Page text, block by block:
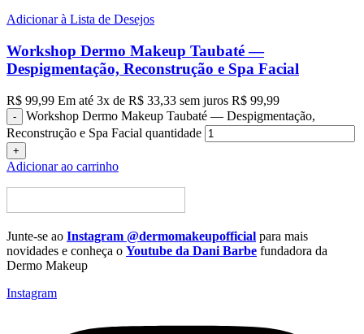
Adicionar à Lista de Desejos
Workshop Dermo Makeup Taubaté —
Despigmentação, Reconstrução e Spa Facial
R$ 99,99 Em até 3x de R$ 33,33 sem juros R$ 99,99
Workshop Dermo Makeup Taubaté — Despigmentação,
Reconstrução e Spa Facial quantidade
Adicionar ao carrinho
Junte-se ao Instagram @dermomakeupofficial para mais
novidades e conheça o Youtube da Dani Barbe fundadora da
Dermo Makeup
Instagram